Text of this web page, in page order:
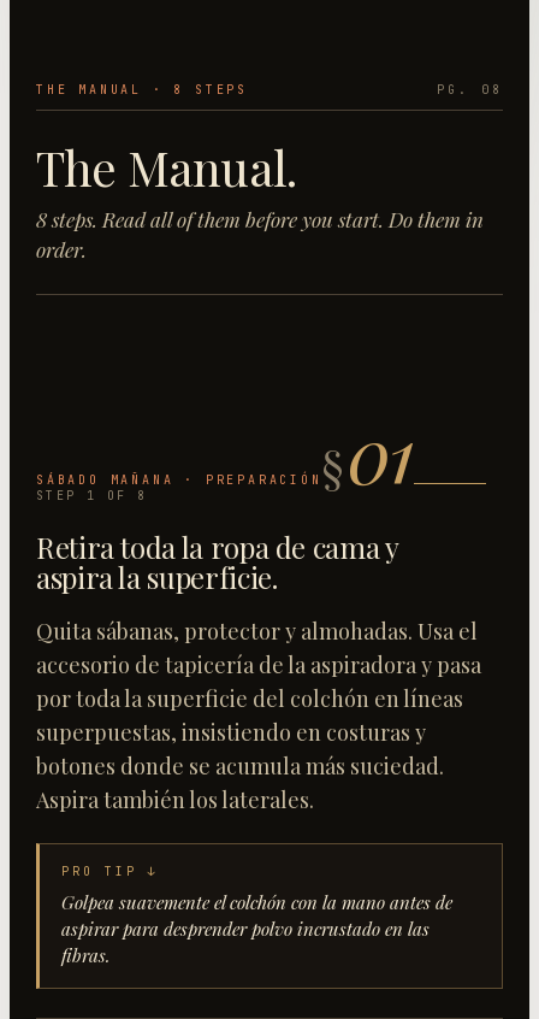
THE MANUAL · 8 STEP S PG. 08
The Manual.
8steps. Read all of them before you start. Do them in
order.
SÁBADO MAÑANA · PREPARACIÓN §01
STEP 1 OF 8
Retira toda la ropa de cama y
aspira la superficie.
Quita sábanas, protector y almohadas. Usa el
accesorio de tapicería de la aspiradora y pasa
por toda la superficie del colchón en líneas
superpuestas, insistiendo en costuras y
botones donde se acumula más suciedad.
Aspira también los laterales.
PRO TIP ↓
Golpea suavemente el colchón con la mano antes de
aspirar para desprender polvo incrustado en las
fibras.